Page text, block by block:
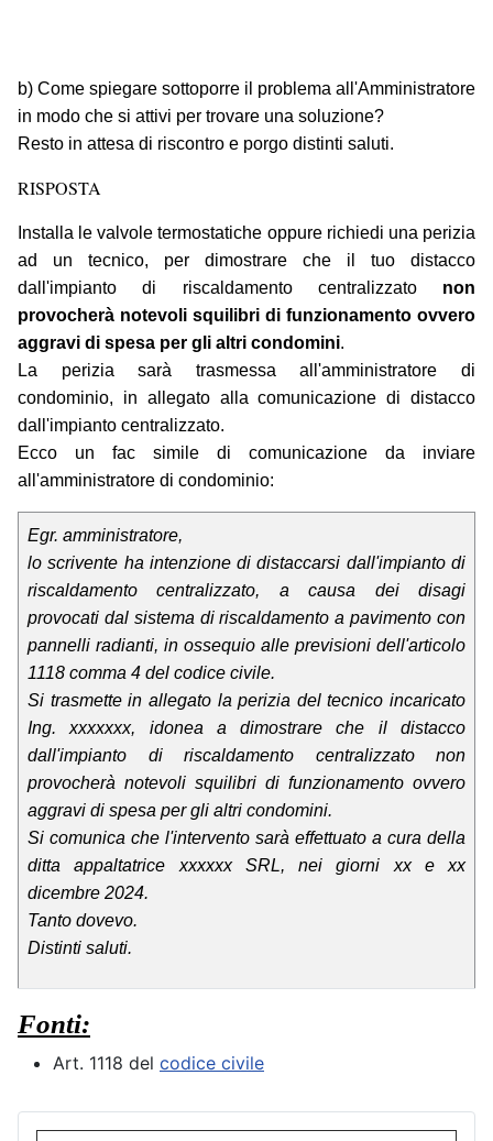
b) Come spiegare sottoporre il problema all'Amministratore
in modo che si attivi per trovare una soluzione?
Resto in attesa di riscontro e porgo distinti saluti.
RISPOSTA
Installa le valvole termostatiche oppure richiedi una perizia
ad un tecnico, per dimostrare che il tuo distacco
dall'impianto di riscaldamento centralizzato non
provocherà notevoli squilibri di funzionamento ovvero
aggravi di spesa per gli altri condomini.
La perizia sarà trasmessa all'amministratore di
condominio, in allegato alla comunicazione di distacco
dall'impianto centralizzato.
Ecco un fac simile di comunicazione da inviare
all'amministratore di condominio:
Egr. amministratore,
lo scrivente ha intenzione di distaccarsi dall'impianto di
riscaldamento centralizzato, a causa dei disagi
provocati dal sistema di riscaldamento a pavimento con
pannelli radianti, in ossequio alle previsioni dell'articolo
1118 comma 4 del codice civile.
Si trasmette in allegato la perizia del tecnico incaricato
Ing. xxxxxxx, idonea a dimostrare che il distacco
dall'impianto di riscaldamento centralizzato non
provocherà notevoli squilibri di funzionamento ovvero
aggravi di spesa per gli altri condomini.
Si comunica che l'intervento sarà effettuato a cura della
ditta appaltatrice xxxxxx SRL, nei giorni xx e xx
dicembre 2024.
Tanto dovevo.
Distinti saluti.
Fonti:
Art. 1118 del codice civile